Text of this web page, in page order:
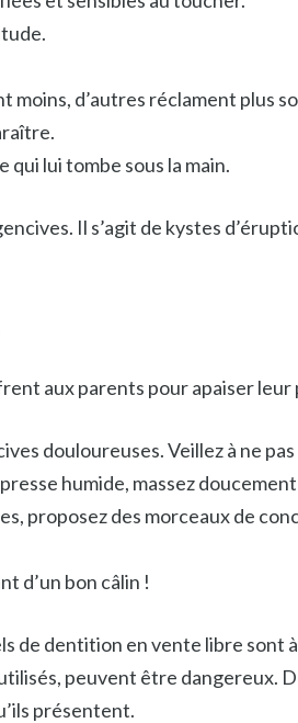
moins, d’autres réclament plus
lui tombe sous la main.
Il s’agit de kystes
aux parents pour apaiser leur
douloureuses. Veillez à ne
humide, massez
proposez des morceaux de
d’un bon câlin !
de dentition en vente libre sont
peuvent être dangereux.
présentent.